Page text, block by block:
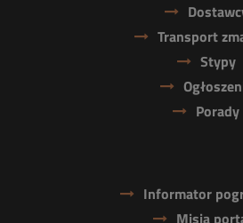
Transport
Stypy
Porady
Informator
Misja